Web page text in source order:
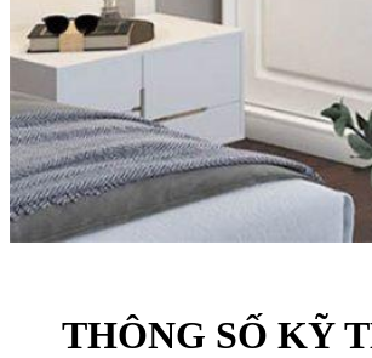
THÔNG SỐ KỸ